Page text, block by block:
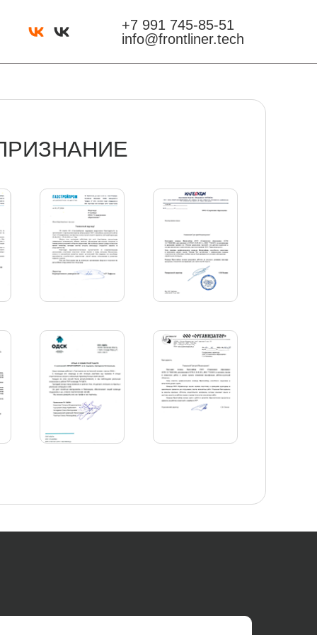
+7 991 745-85-51
info@frontliner.tech